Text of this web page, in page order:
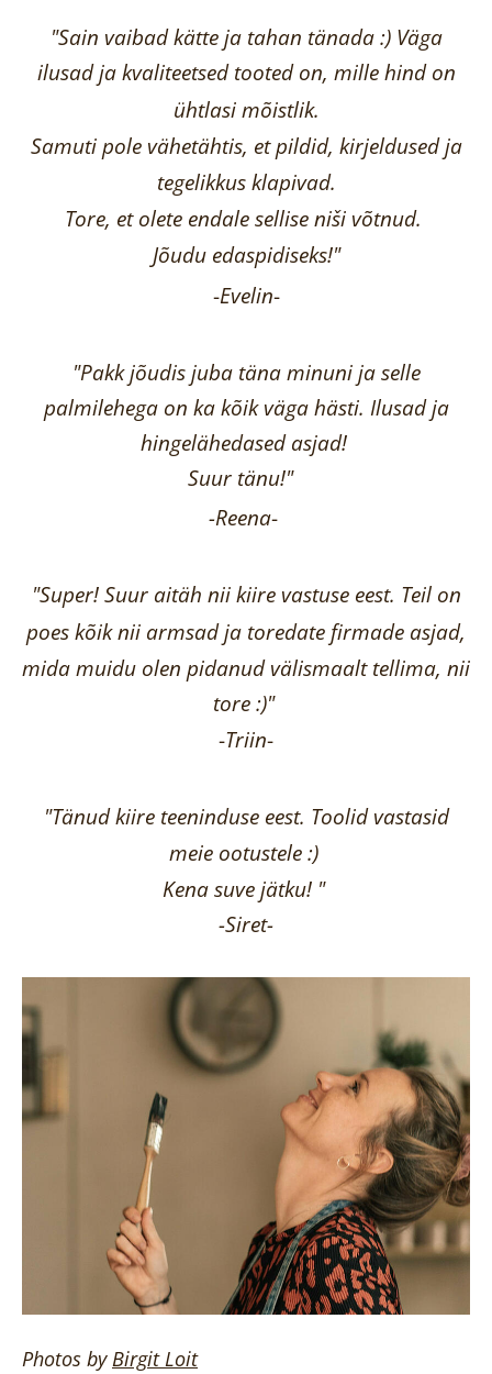
"Sain vaibad kätte ja tahan tänada :) Väga
ilusad ja kvaliteetsed tooted on, mille hind on
ühtlasi mõistlik.
Samuti pole vähetähtis, et pildid, kirjeldused ja
tegelikkus klapivad.
Tore, et olete endale sellise niši võtnud.
Jõudu edaspidiseks!"
-Evelin-
"Pakk jõudis juba täna minuni ja selle
palmilehega on ka kõik väga hästi. Ilusad ja
hingelähedased asjad!
Suur tänu!"
-Reena-
"Super! Suur aitäh nii kiire vastuse eest. Teil on
poes kõik nii armsad ja toredate firmade asjad,
mida muidu olen pidanud välismaalt tellima, nii
tore :)"
-Triin-
"Tänud kiire teeninduse eest. Toolid vastasid
meie ootustele :)
Kena suve jätku! "
-Siret-
Photos byBirgitLoit